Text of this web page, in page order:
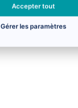
Accepter tout
Gérer les paramètres